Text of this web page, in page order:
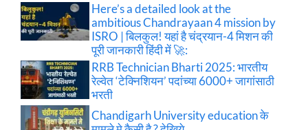
Here’s a detailed look at the
ambitious Chandrayaan 4 mission by
ISRO | बिलकुल! यहां है चंद्रयान-4 मिशन की
पूरी जानकारी हिंदी में 🚀:
RRB Technician Bharti 2025: भारतीय
रेल्वेत ‘टेक्निशियन’ पदांच्या 6000+ जागांसाठी
भरती
Chandigarh University education के